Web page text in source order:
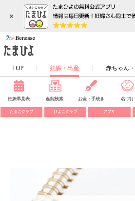
×
TOP 妊娠・出産 赤ちゃん
妊娠早見表 産院検索 お金・手続き 名づけ
たまごクラブ ひよこクラブ アプリ